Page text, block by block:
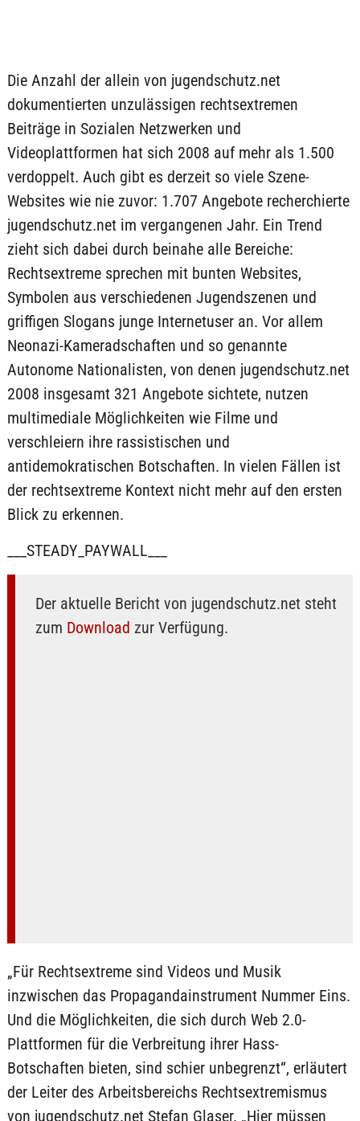
Die Anzahl der allein von jugendschutz.net
dokumentierten unzulässigen rechtsextremen
Beiträge in Sozialen Netzwerken und
Videoplattformen hat sich 2008 auf mehr als 1.500
verdoppelt. Auch gibt es derzeit so viele Szene-
Websites wie nie zuvor: 1.707 Angebote recherchierte
jugendschutz.net im vergangenen Jahr. Ein Trend
zieht sich dabei durch beinahe alle Bereiche:
Rechtsextreme sprechen mit bunten Websites,
Symbolen aus verschiedenen Jugendszenen und
griffigen Slogans junge Internetuser an. Vor allem
Neonazi-Kameradschaften und so genannte
Autonome Nationalisten, von denen jugendschutz.net
2008 insgesamt 321 Angebote sichtete, nutzen
multimediale Möglichkeiten wie Filme und
verschleiern ihre rassistischen und
antidemokratischen Botschaften. In vielen Fällen ist
der rechtsextreme Kontext nicht mehr auf den ersten
Blick zu erkennen.
___STEADY_PAYWALL___
Der aktuelle Bericht von jugendschutz.net steht
zum Download zur Verfügung.
„Für Rechtsextreme sind Videos und Musik
inzwischen das Propagandainstrument Nummer Eins.
Und die Möglichkeiten, die sich durch Web 2.0-
Plattformen für die Verbreitung ihrer Hass-
Botschaften bieten, sind schier unbegrenzt“, erläutert
der Leiter des Arbeitsbereichs Rechtsextremismus
von jugendschutz.net Stefan Glaser. „Hier müssen